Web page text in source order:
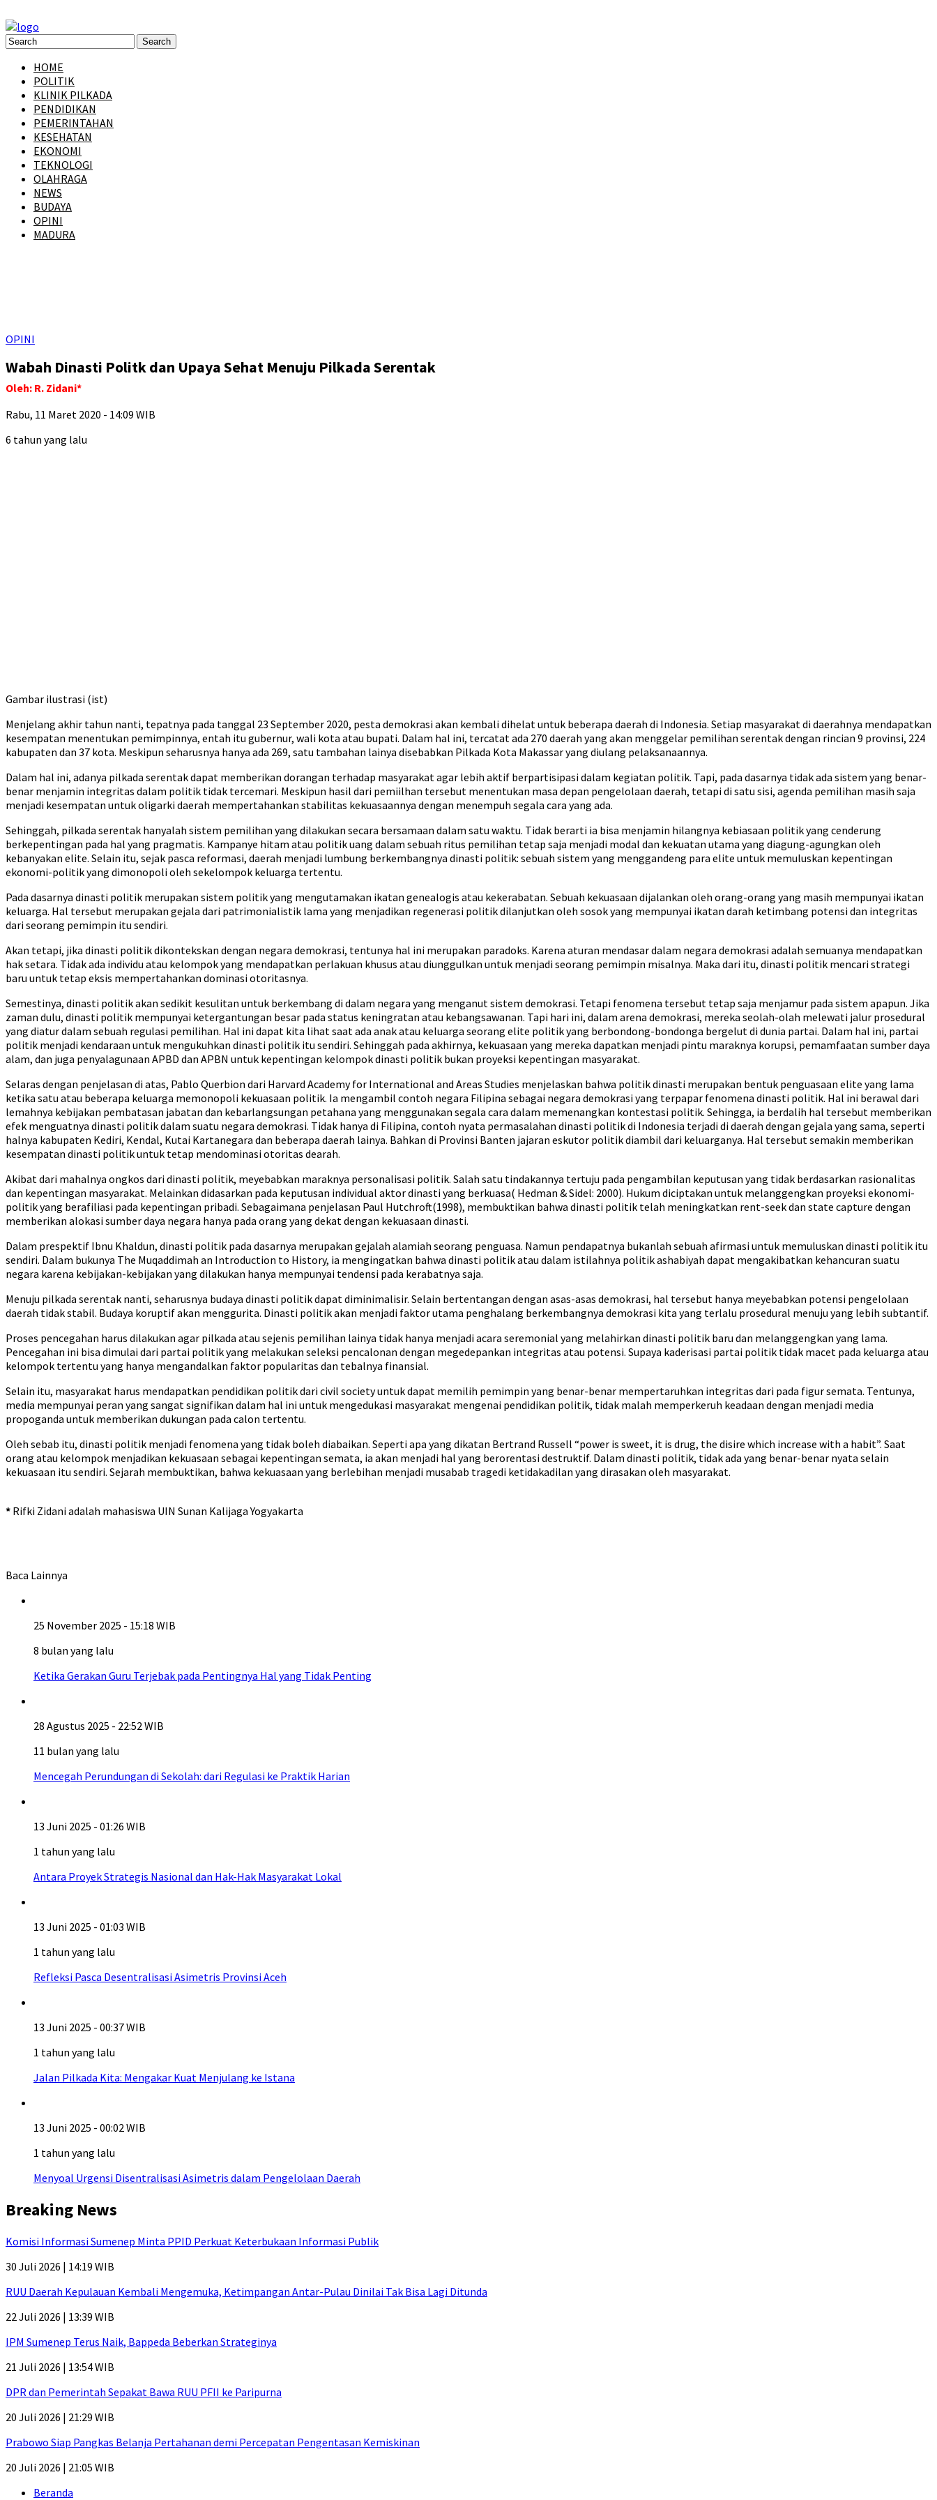
HOME
POLITIK
KLINIK PILKADA
PENDIDIKAN
PEMERINTAHAN
KESEHATAN
EKONOMI
TEKNOLOGI
OLAHRAGA
NEWS
BUDAYA
OPINI
MADURA
OPINI
Wabah Dinasti Politk dan Upaya Sehat Menuju Pilkada Serentak
Oleh: R. Zidani*
Rabu, 11 Maret 2020 - 14:09 WIB
6 tahun yang lalu
Gambar ilustrasi (ist)
Menjelang akhir tahun nanti, tepatnya pada tanggal 23 September 2020, pesta demokrasi akan kembali dihelat untuk beberapa daerah di Indonesia. Setiap masyarakat di daerahnya mendapatkan
kesempatan menentukan pemimpinnya, entah itu gubernur, wali kota atau bupati. Dalam hal ini, tercatat ada 270 daerah yang akan menggelar pemilihan serentak dengan rincian 9 provinsi, 224
kabupaten dan 37 kota. Meskipun seharusnya hanya ada 269, satu tambahan lainya disebabkan Pilkada Kota Makassar yang diulang pelaksanaannya.
Dalam hal ini, adanya pilkada serentak dapat memberikan dorangan terhadap masyarakat agar lebih aktif berpartisipasi dalam kegiatan politik. Tapi, pada dasarnya tidak ada sistem yang benar-
benar menjamin integritas dalam politik tidak tercemari. Meskipun hasil dari pemiilhan tersebut menentukan masa depan pengelolaan daerah, tetapi di satu sisi, agenda pemilihan masih saja
menjadi kesempatan untuk oligarki daerah mempertahankan stabilitas kekuasaannya dengan menempuh segala cara yang ada.
Sehinggah, pilkada serentak hanyalah sistem pemilihan yang dilakukan secara bersamaan dalam satu waktu. Tidak berarti ia bisa menjamin hilangnya kebiasaan politik yang cenderung
berkepentingan pada hal yang pragmatis. Kampanye hitam atau politik uang dalam sebuah ritus pemilihan tetap saja menjadi modal dan kekuatan utama yang diagung-agungkan oleh
kebanyakan elite. Selain itu, sejak pasca reformasi, daerah menjadi lumbung berkembangnya dinasti politik: sebuah sistem yang menggandeng para elite untuk memuluskan kepentingan
ekonomi-politik yang dimonopoli oleh sekelompok keluarga tertentu.
Pada dasarnya dinasti politik merupakan sistem politik yang mengutamakan ikatan genealogis atau kekerabatan. Sebuah kekuasaan dijalankan oleh orang-orang yang masih mempunyai ikatan
keluarga. Hal tersebut merupakan gejala dari patrimonialistik lama yang menjadikan regenerasi politik dilanjutkan oleh sosok yang mempunyai ikatan darah ketimbang potensi dan integritas
dari seorang pemimpin itu sendiri.
Akan tetapi, jika dinasti politik dikontekskan dengan negara demokrasi, tentunya hal ini merupakan paradoks. Karena aturan mendasar dalam negara demokrasi adalah semuanya mendapatkan
hak setara. Tidak ada individu atau kelompok yang mendapatkan perlakuan khusus atau diunggulkan untuk menjadi seorang pemimpin misalnya. Maka dari itu, dinasti politik mencari strategi
baru untuk tetap eksis mempertahankan dominasi otoritasnya.
Semestinya, dinasti politik akan sedikit kesulitan untuk berkembang di dalam negara yang menganut sistem demokrasi. Tetapi fenomena tersebut tetap saja menjamur pada sistem apapun. Jika
zaman dulu, dinasti politik mempunyai ketergantungan besar pada status keningratan atau kebangsawanan. Tapi hari ini, dalam arena demokrasi, mereka seolah-olah melewati jalur prosedural
yang diatur dalam sebuah regulasi pemilihan. Hal ini dapat kita lihat saat ada anak atau keluarga seorang elite politik yang berbondong-bondonga bergelut di dunia partai. Dalam hal ini, partai
politik menjadi kendaraan untuk mengukuhkan dinasti politik itu sendiri. Sehinggah pada akhirnya, kekuasaan yang mereka dapatkan menjadi pintu maraknya korupsi, pemamfaatan sumber daya
alam, dan juga penyalagunaan APBD dan APBN untuk kepentingan kelompok dinasti politik bukan proyeksi kepentingan masyarakat.
Selaras dengan penjelasan di atas, Pablo Querbion dari Harvard Academy for International and Areas Studies menjelaskan bahwa politik dinasti merupakan bentuk penguasaan elite yang lama
ketika satu atau beberapa keluarga memonopoli kekuasaan politik. Ia mengambil contoh negara Filipina sebagai negara demokrasi yang terpapar fenomena dinasti politik. Hal ini berawal dari
lemahnya kebijakan pembatasan jabatan dan kebarlangsungan petahana yang menggunakan segala cara dalam memenangkan kontestasi politik. Sehingga, ia berdalih hal tersebut memberikan
efek menguatnya dinasti politik dalam suatu negara demokrasi. Tidak hanya di Filipina, contoh nyata permasalahan dinasti politik di Indonesia terjadi di daerah dengan gejala yang sama, seperti
halnya kabupaten Kediri, Kendal, Kutai Kartanegara dan beberapa daerah lainya. Bahkan di Provinsi Banten jajaran eskutor politik diambil dari keluarganya. Hal tersebut semakin memberikan
kesempatan dinasti politik untuk tetap mendominasi otoritas dearah.
Akibat dari mahalnya ongkos dari dinasti politik, meyebabkan maraknya personalisasi politik. Salah satu tindakannya tertuju pada pengambilan keputusan yang tidak berdasarkan rasionalitas
dan kepentingan masyarakat. Melainkan didasarkan pada keputusan individual aktor dinasti yang berkuasa( Hedman & Sidel: 2000). Hukum diciptakan untuk melanggengkan proyeksi ekonomi-
politik yang berafiliasi pada kepentingan pribadi. Sebagaimana penjelasan Paul Hutchroft(1998), membuktikan bahwa dinasti politik telah meningkatkan rent-seek dan state capture dengan
memberikan alokasi sumber daya negara hanya pada orang yang dekat dengan kekuasaan dinasti.
Dalam prespektif Ibnu Khaldun, dinasti politik pada dasarnya merupakan gejalah alamiah seorang penguasa. Namun pendapatnya bukanlah sebuah afirmasi untuk memuluskan dinasti politik itu
sendiri. Dalam bukunya The Muqaddimah an Introduction to History, ia mengingatkan bahwa dinasti politik atau dalam istilahnya politik ashabiyah dapat mengakibatkan kehancuran suatu
negara karena kebijakan-kebijakan yang dilakukan hanya mempunyai tendensi pada kerabatnya saja.
Menuju pilkada serentak nanti, seharusnya budaya dinasti politik dapat diminimalisir. Selain bertentangan dengan asas-asas demokrasi, hal tersebut hanya meyebabkan potensi pengelolaan
daerah tidak stabil. Budaya koruptif akan menggurita. Dinasti politik akan menjadi faktor utama penghalang berkembangnya demokrasi kita yang terlalu prosedural menuju yang lebih subtantif.
Proses pencegahan harus dilakukan agar pilkada atau sejenis pemilihan lainya tidak hanya menjadi acara seremonial yang melahirkan dinasti politik baru dan melanggengkan yang lama.
Pencegahan ini bisa dimulai dari partai politik yang melakukan seleksi pencalonan dengan megedepankan integritas atau potensi. Supaya kaderisasi partai politik tidak macet pada keluarga atau
kelompok tertentu yang hanya mengandalkan faktor popularitas dan tebalnya finansial.
Selain itu, masyarakat harus mendapatkan pendidikan politik dari civil society untuk dapat memilih pemimpin yang benar-benar mempertaruhkan integritas dari pada figur semata. Tentunya,
media mempunyai peran yang sangat signifikan dalam hal ini untuk mengedukasi masyarakat mengenai pendidikan politik, tidak malah memperkeruh keadaan dengan menjadi media
propoganda untuk memberikan dukungan pada calon tertentu.
Oleh sebab itu, dinasti politik menjadi fenomena yang tidak boleh diabaikan. Seperti apa yang dikatan Bertrand Russell “power is sweet, it is drug, the disire which increase with a habit”. Saat
orang atau kelompok menjadikan kekuasaan sebagai kepentingan semata, ia akan menjadi hal yang berorentasi destruktif. Dalam dinasti politik, tidak ada yang benar-benar nyata selain
kekuasaan itu sendiri. Sejarah membuktikan, bahwa kekuasaan yang berlebihan menjadi musabab tragedi ketidakadilan yang dirasakan oleh masyarakat.
* Rifki Zidani adalah mahasiswa UIN Sunan Kalijaga Yogyakarta
Baca Lainnya
25 November 2025 - 15:18 WIB
8 bulan yang lalu
Ketika Gerakan Guru Terjebak pada Pentingnya Hal yang Tidak Penting
28 Agustus 2025 - 22:52 WIB
11 bulan yang lalu
Mencegah Perundungan di Sekolah: dari Regulasi ke Praktik Harian
13 Juni 2025 - 01:26 WIB
1 tahun yang lalu
Antara Proyek Strategis Nasional dan Hak-Hak Masyarakat Lokal
13 Juni 2025 - 01:03 WIB
1 tahun yang lalu
Refleksi Pasca Desentralisasi Asimetris Provinsi Aceh
13 Juni 2025 - 00:37 WIB
1 tahun yang lalu
Jalan Pilkada Kita: Mengakar Kuat Menjulang ke Istana
13 Juni 2025 - 00:02 WIB
1 tahun yang lalu
Menyoal Urgensi Disentralisasi Asimetris dalam Pengelolaan Daerah
Breaking News
Komisi Informasi Sumenep Minta PPID Perkuat Keterbukaan Informasi Publik
30 Juli 2026 | 14:19 WIB
RUU Daerah Kepulauan Kembali Mengemuka, Ketimpangan Antar-Pulau Dinilai Tak Bisa Lagi Ditunda
22 Juli 2026 | 13:39 WIB
IPM Sumenep Terus Naik, Bappeda Beberkan Strateginya
21 Juli 2026 | 13:54 WIB
DPR dan Pemerintah Sepakat Bawa RUU PFII ke Paripurna
20 Juli 2026 | 21:29 WIB
Prabowo Siap Pangkas Belanja Pertahanan demi Percepatan Pengentasan Kemiskinan
20 Juli 2026 | 21:05 WIB
Beranda